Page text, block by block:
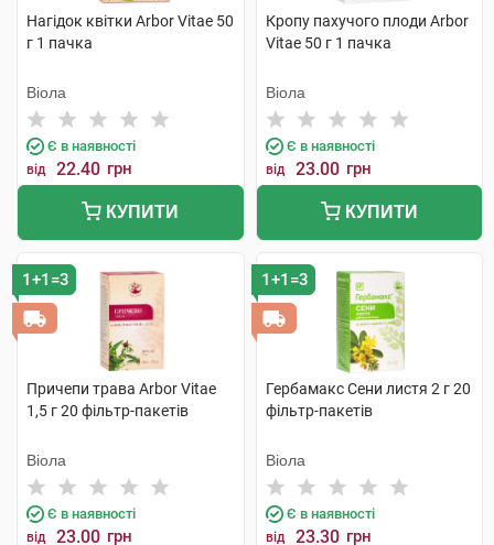
Нагідок квітки Arbor Vitae 50
г 1 пачка
Віола
Є в наявності
від 22.40 грн
КУПИТИ
Кропу пахучого плоди Arbor
Vitae 50 г 1 пачка
Віола
Є в наявності
від 23.00 грн
КУПИТИ
1+1=3
Причепи трава Arbor Vitae
1,5 г 20 фільтр-пакетів
Віола
Є в наявності
від 23.00 грн
1+1=3
Гербамакс Сени листя 2 г 20
фільтр-пакетів
Віола
Є в наявності
від 23.30 грн